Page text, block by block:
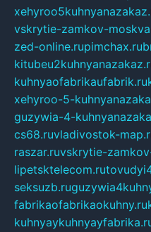
vskrytie-zamkov-
zed-online.rupimchax.ru
kuhnyaofabrikaufabrik.ru
xehyroo-5-
guzywia-4-
cs68.ruvladivostok-
raszar.ruvskrytie-
lipetsktelecom.ru
seksuzb.ru
fabrikaofabrikaokuhny.ru